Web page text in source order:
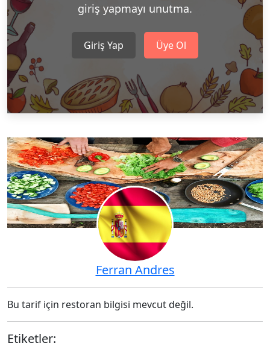
giriş yapmayı unutma.
Giriş Yap Üye Ol
Ferran Andres
Bu tarif için restoran bilgisi mevcut değil.
Etiketler: